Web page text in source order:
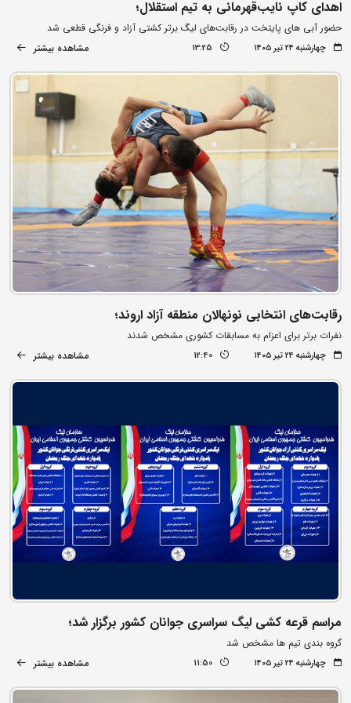
اهدای کاپ نایب‌قهرمانی به تیم استقلال؛
حضور آبی های پایتخت در رقابت‌های لیگ برتر کشتی آزاد و فرنگی قطعی شد
چهارشنبه ۲۴ تیر ۱۴۰۵ 13:25 مشاهده بیشتر
رقابت‌های انتخابی نونهالان منطقه آزاد اروند؛
نفرات برتر برای اعزام به مسابقات کشوری مشخص شدند
چهارشنبه ۲۴ تیر ۱۴۰۵ 12:40 مشاهده بیشتر
مراسم قرعه کشی لیگ سراسری جوانان کشور برگزار شد؛
گروه بندی تیم ها مشخص شد
چهارشنبه ۲۴ تیر ۱۴۰۵ 11:50 مشاهده بیشتر